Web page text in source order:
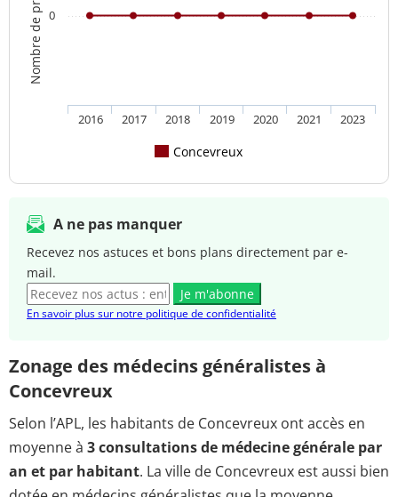
Concevreux
2016 2017 2018 2019 2020 2021 2023
0
A ne pas manquer
Recevez nos astuces et bons plans directement par e-
mail.
Je m'abonne
En savoir plus sur notre politique de confidentialité
Zonage des médecins généralistes à
Concevreux
Selon l’APL, les habitants de Concevreux ont accès en
moyenne à 3 consultations de médecine générale par
an et par habitant. La ville de Concevreux est aussi bien